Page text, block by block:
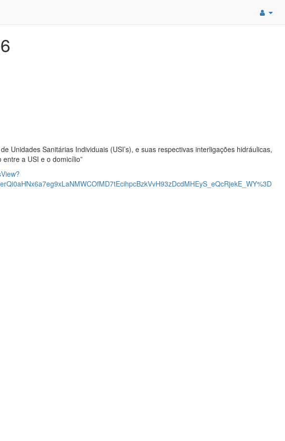
Unidades Sanitárias Individuais (USI’s), e suas respectivas interligações hidráulicas,
a USI e o domicílio”